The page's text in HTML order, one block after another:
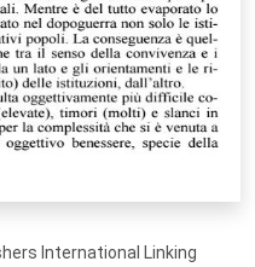
International Linking